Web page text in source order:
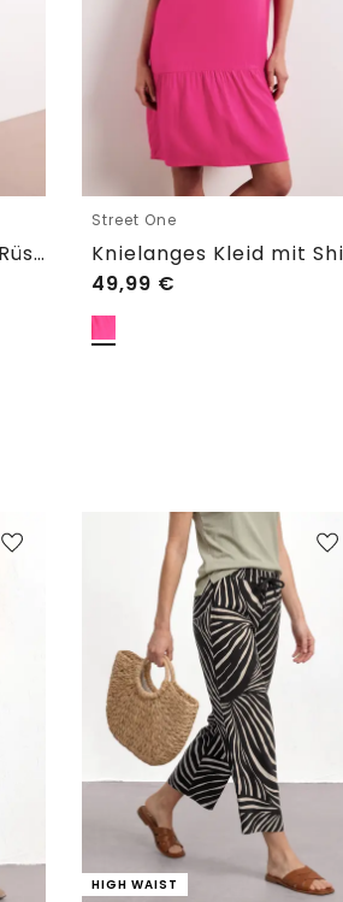
Knielanges Kleid mit Rüschen im Denim-Look
Street One
49,99 €
HIGH WAIST